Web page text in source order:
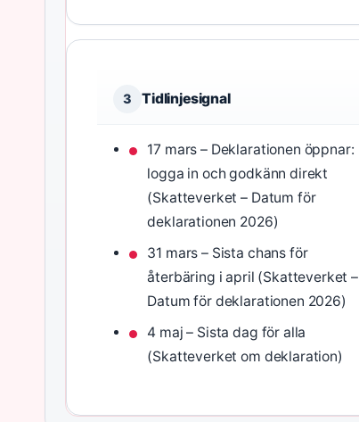
3 Tidlinjesignal
17 mars – Deklarationen öppnar:
logga in och godkänn direkt
(Skatteverket – Datum för
deklarationen 2026)
31 mars – Sista chans för
återbäring i april (Skatteverket –
Datum för deklarationen 2026)
4 maj – Sista dag för alla
(Skatteverket om deklaration)